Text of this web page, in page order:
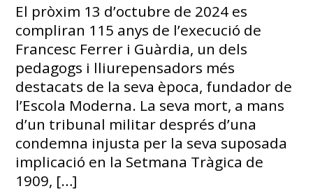
El pròxim 13 d’octubre de 2024 es
compliran 115 anys de l’execució de
Francesc Ferrer i Guàrdia, un dels
pedagogs i lliurepensadors més
destacats de la seva època, fundador de
l’Escola Moderna. La seva mort, a mans
d’un tribunal militar després d’una
condemna injusta per la seva suposada
implicació en la Setmana Tràgica de
1909, […]